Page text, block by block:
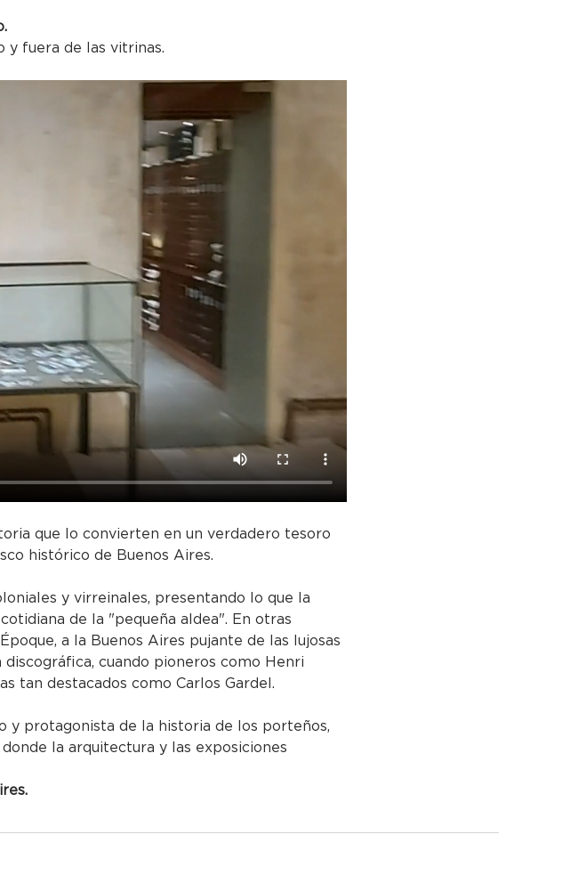
y fuera de las vitrinas.
que lo convierten en un verdadero tesoro
histórico de Buenos Aires.
y virreinales, presentando lo que la
de la "pequeña aldea". En otras
a la Buenos Aires pujante de las lujosas
cuando pioneros como Henri
tan destacados como Carlos Gardel.
protagonista de la historia de los porteños,
la arquitectura y las exposiciones